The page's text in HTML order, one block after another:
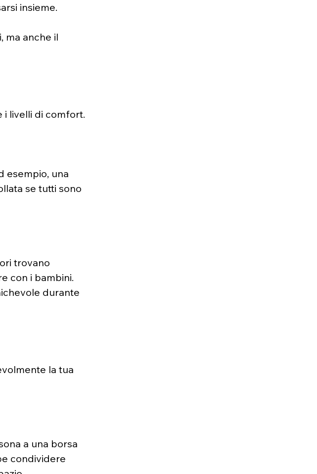
insieme.
ma anche il
i livelli di comfort.
esempio, una
se tutti sono
trovano
con i bambini.
durante
la tua
a una borsa
condividere